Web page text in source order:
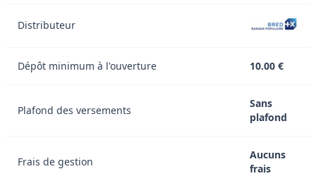
Distributeur
Dépôt minimum à l'ouverture 10.00 €
Plafond des versements
Sans
plafond
Frais de gestion
Aucuns
frais